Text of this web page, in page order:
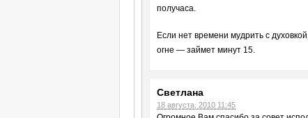
получаса.
Если нет времени мудрить с
огне — займет минут 15.
Светлана
18 августа, 2010 11:45